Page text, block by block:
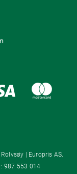
| Europris AS,
987 553 014